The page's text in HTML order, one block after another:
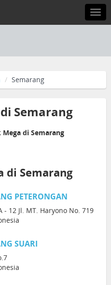
Semarang
Semarang
di Semarang
di Semarang
PETERONGAN
- 12 Jl. MT. Haryono No. 719
SUARI